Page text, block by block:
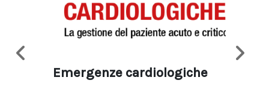
Emergenze cardiologiche